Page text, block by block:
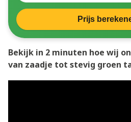
Prijs
Bekijk in 2 minuten hoe wij
van zaadje tot stevig groen